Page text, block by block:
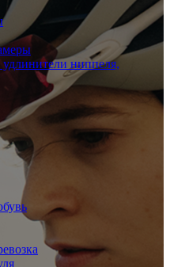
ниппеля,